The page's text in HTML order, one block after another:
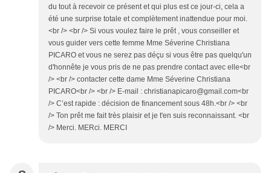
du tout à recevoir ce présent et qui plus est ce jour-ci, cela a
été une surprise totale et complètement inattendue pour moi.
<br /> <br /> Si vous voulez faire le prêt , vous conseiller et
vous guider vers cette femme Mme Séverine Christiana
PICARO et vous ne serez pas déçu si vous être pas quelqu'un
d'honnête je vous pris de ne pas prendre contact avec elle<br
/> <br /> contacter cette dame Mme Séverine Christiana
PICARO<br /> <br /> E-mail : christianapicaro@gmail.com<br
/> C’est rapide : décision de financement sous 48h.<br /> <br
/> Ton prêt me fait très plaisir et je t'en suis reconnaissant. <br
/> Merci. MERci. MERCI